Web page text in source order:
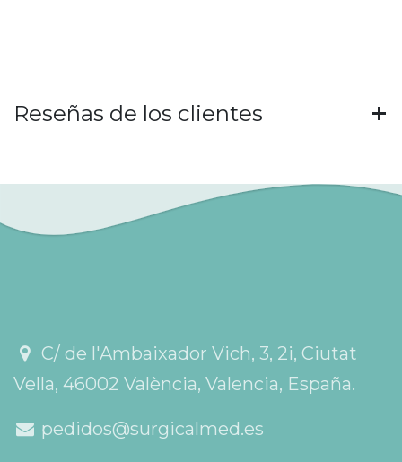
Reseñas de los clientes
C/ de l'Ambaixador Vich, 3, 2i, Ciutat
Vella, 46002 València, Valencia, España.
pedidos@surgicalmed.es